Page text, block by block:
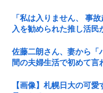
「私は入りません、 事
入を勧められた推し活民
佐藤二朗さん、妻から「
間の夫婦生活で初めて言
【画像】札幌日大の可